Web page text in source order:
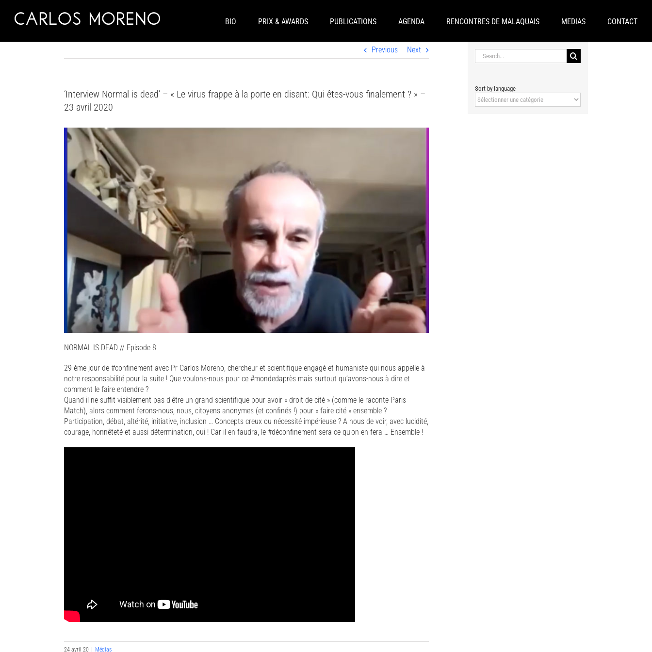
content
BIO PRIX & AWARDS PUBLICATIONS AGENDA RENCONTRES DE MALAQUAIS MEDIAS CONTACT
Previous Next
‘Interview Normal is dead’ – « Le virus frappe à la porte en disant: Qui êtes-vous finalement ? » –
23 avril 2020
NORMAL IS DEAD // Episode 8
29 ème jour de #confinement avec Pr Carlos Moreno, chercheur et scientifique engagé et humaniste qui nous appelle à
notre responsabilité pour la suite ! Que voulons-nous pour ce #mondedaprès mais surtout qu’avons-nous à dire et
comment le faire entendre ?
Quand il ne suffit visiblement pas d’être un grand scientifique pour avoir « droit de cité » (comme le raconte Paris
Match), alors comment ferons-nous, nous, citoyens anonymes (et confinés !) pour « faire cité » ensemble ?
Participation, débat, altérité, initiative, inclusion … Concepts creux ou nécessité impérieuse ? A nous de voir, avec lucidité,
courage, honnêteté et aussi détermination, oui ! Car il en faudra, le #déconfinement sera ce qu’on en fera … Ensemble !
24 avril 20 | Médias
Search
for:
Sort by language
Sort
by